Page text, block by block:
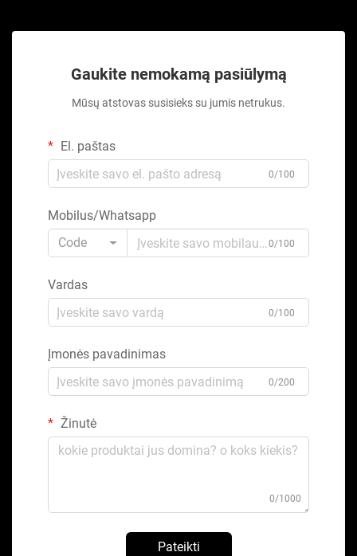
Gaukite nemokamą pasiūlymą
Mūsų atstovas susisieks su jumis netrukus.
El. paštas
0/100
Mobilus/Whatsapp
Code
0/100
Vardas
0/100
Įmonės pavadinimas
0/200
Žinutė
0/1000
Pateikti